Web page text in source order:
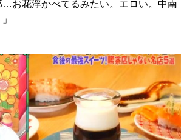
…お花浮かべてるみたい。エロい。中南